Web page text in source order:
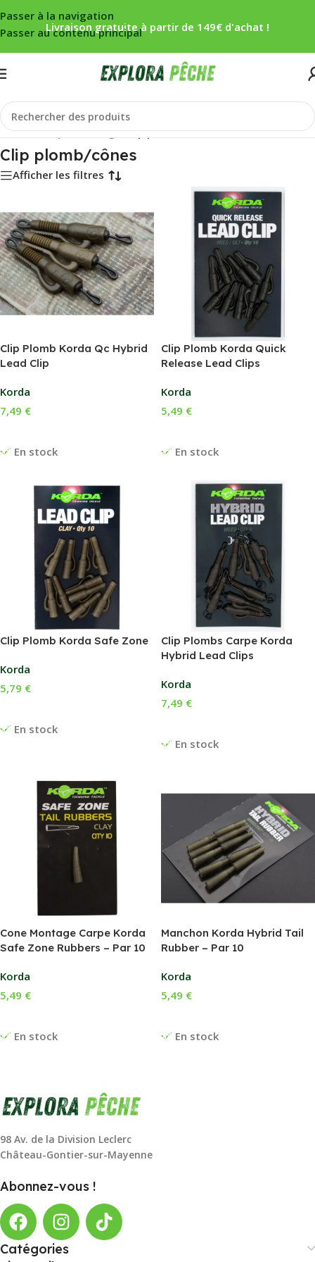
Passer à la navigation
Passer au contenu principal
Livraison gratuite à partir de 149€ d'achat !
Accueil/Carpe/Montage/Clip plomb/cônes
Clip plomb/cônes
Afficher les filtres
Clip Plomb Korda Qc Hybrid
Lead Clip
Korda
En stock
7,49 €
Clip Plomb Korda Quick
Release Lead Clips
Korda
En stock
5,49 €
Clip Plomb Korda Safe Zone
Korda
En stock
5,79 €
Clip Plombs Carpe Korda
Hybrid Lead Clips
Korda
En stock
7,49 €
Cone Montage Carpe Korda
Safe Zone Rubbers – Par 10
Korda
En stock
5,49 €
Manchon Korda Hybrid Tail
Rubber – Par 10
Korda
En stock
5,49 €
98 Av. de la Division Leclerc
Château-Gontier-sur-Mayenne
Abonnez-vous !
Catégories